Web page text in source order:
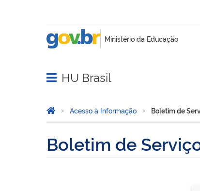
Abrir menu principal de navegação
HU Brasil
Você está aqui:
Página Inicial
Acesso à Informação Boletim de
Boletim de